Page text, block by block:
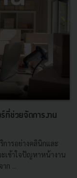
ที่ช่วยจัดการงาน
การอย่างคลินิกและ
ะเข้าใจปัญหาหน้างาน
...